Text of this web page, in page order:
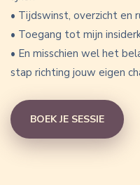
• Tijdswinst, overzicht en
• Toegang tot mijn
• En misschien wel het
stap richting jouw eigen
BOEK JE SESSIE